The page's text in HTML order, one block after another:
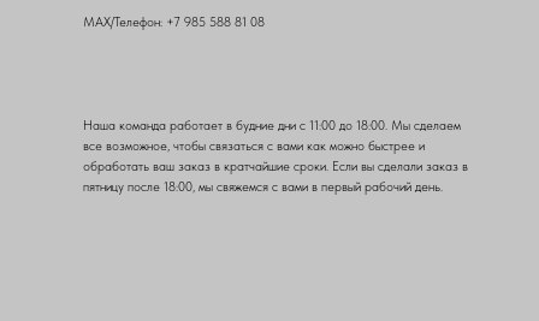
MAX/Телефон: +7 985 588 81 08
Наша команда работает в будние дни с 11:00 до 18:00. Мы сделаем
все возможное, чтобы связаться с вами как можно быстрее и
обработать ваш заказ в кратчайшие сроки. Если вы сделали заказ в
пятницу после 18:00, мы свяжемся с вами в первый рабочий день.